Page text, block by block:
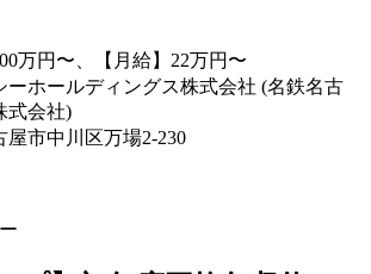
万円〜、【月給】22万円〜
ーホールディングス株式会社 (名鉄名古
式会社)
屋市中川区万場2-230